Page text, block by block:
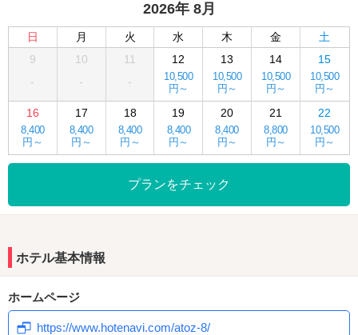
2026年 8月
日 月 火 水 木 金
土
9
-
10
-
11
-
12
10,500
円～
13
10,500
円～
14
10,500
円～
15
10,500
円～
16
8,400
円～
17
8,400
円～
18
8,400
円～
19
8,400
円～
20
8,400
円～
21
8,800
円～
22
10,500
円～
プランをチェック
ホテル基本情報
ホームページ
https://www.hotenavi.com/atoz-8/